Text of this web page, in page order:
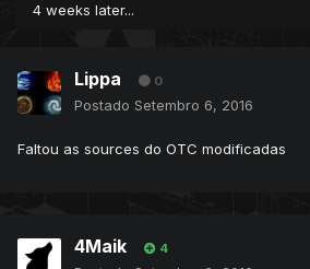
4 weeks later...
Lippa 0
Postado Setembro 6, 2016
Faltou as sources do OTC modificadas
4Maik 4